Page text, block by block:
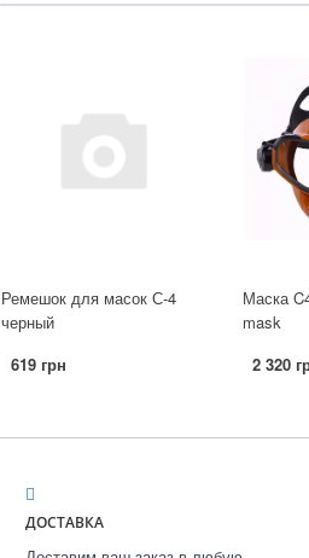
Ремешок для масок С-4
черный
619 грн
Маска
mask
2 320
ДОСТАВКА